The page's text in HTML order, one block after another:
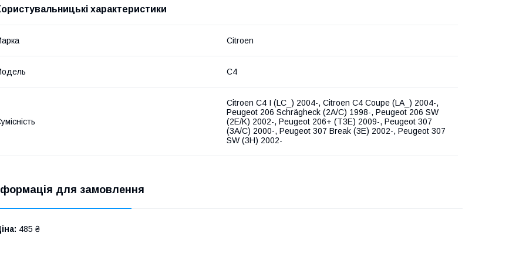
характеристики
Citroen
C4
Citroen C4 I (LC_) 2004-, Citroen C4 Coupe (LA_) 2004-,
Peugeot 206 Schrägheck (2A/C) 1998-, Peugeot 206 SW
(2E/K) 2002-, Peugeot 206+ (T3E) 2009-, Peugeot 307
(3A/C) 2000-, Peugeot 307 Break (3E) 2002-, Peugeot 307
SW (3H) 2002-
для замовлення
485 ₴